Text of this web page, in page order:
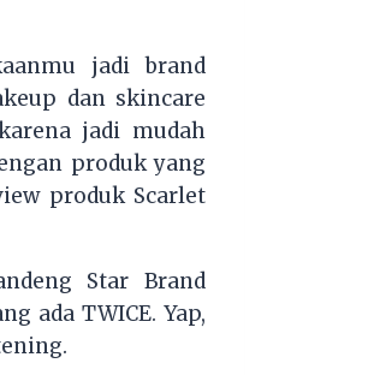
jadi brand
dan skincare
jadi mudah
produk yang
produk Scarlet
Star Brand
ada TWICE. Yap,